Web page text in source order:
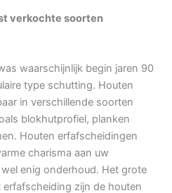
verkochte soorten
waarschijnlijk begin jaren 90
type schutting. Houten
in verschillende soorten
blokhutprofiel, planken
Houten erfafscheidingen
charisma aan uw
enig onderhoud. Het grote
zijn de houten